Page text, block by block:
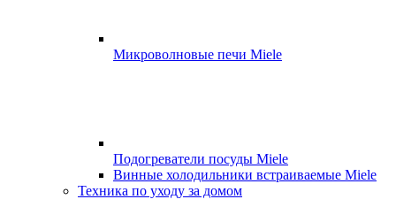
Микроволновые печи Miele
Подогреватели посуды Miele
Винные холодильники встраиваемые Miele
Техника по уходу за домом